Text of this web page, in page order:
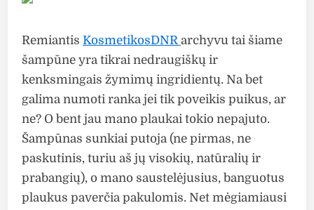
RemiantisKosmetikosDNRarchyvu tai šiame
šampūne yra tikrai nedraugiškų ir
kenksmingais žymimų ingridientų. Na bet
galima numoti ranka jei tik poveikis puikus, ar
ne? O bent jau mano plaukai tokio nepajuto.
Šampūnas sunkiai putoja (ne pirmas, ne
paskutinis, turiu aš jų visokių, natūralių ir
prabangių), o mano saustelėjusius, banguotus
plaukus paverčia pakulomis. Net mėgiamiausi